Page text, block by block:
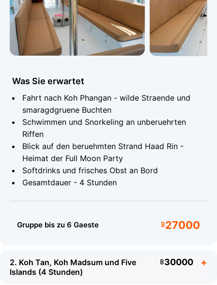
Der Angthong Marine National Park (42 Inseln) und
Koh Tao mit seinem Weltklasse-Tauchen sind die
beliebtesten Ziele fuer Ganztags-Charter. Koh Tan, Koh
Madsum (Pig Island), eine Rundfahrt um Koh Samui
und die wilden Straende von Koh Phangan sind ebenso
Khanom Route auf dem Festland, wo Sie seltene rosa
Delfine im offenen Meer sehen koennen.
Technische Daten - Sealux 38
Modell:Sealux 38
Yamaha
Typ:Premium-
Zweimotoren-Speedboot
Laenge:
Sonnencreme
Eine wasserdichte Kamera
Was Sie erwartet
Fahrt nach Koh Phangan - wilde Straende und
smaragdgruene Buchten
Schwimmen und Snorkeling an unberuehrten
Riffen
Blick auf den beruehmten Strand Haad Rin -
Heimat der Full Moon Party
Softdrinks und frisches Obst an Bord
Gesamtdauer - 4 Stunden
Gruppe bis zu 6 Gaeste ฿27000
2. Koh Tan, Koh Madsum und Five
Islands (4 Stunden)
฿30000